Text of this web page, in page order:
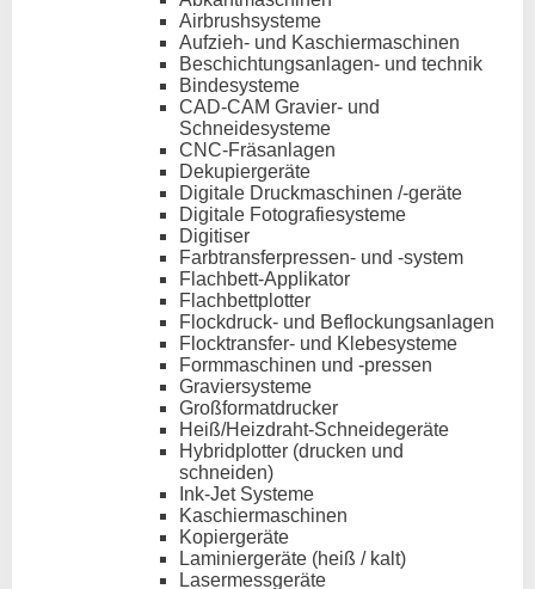
Airbrushsysteme
Aufzieh- und Kaschiermaschinen
Beschichtungsanlagen- und technik
Bindesysteme
CAD-CAM Gravier- und
Schneidesysteme
CNC-Fräsanlagen
Dekupiergeräte
Digitale Druckmaschinen /-geräte
Digitale Fotografiesysteme
Digitiser
Farbtransferpressen- und -system
Flachbett-Applikator
Flachbettplotter
Flockdruck- und Beflockungsanlagen
Flocktransfer- und Klebesysteme
Formmaschinen und -pressen
Graviersysteme
Großformatdrucker
Heiß/Heizdraht-Schneidegeräte
Hybridplotter (drucken und
schneiden)
Ink-Jet Systeme
Kaschiermaschinen
Kopiergeräte
Laminiergeräte (heiß / kalt)
Lasermessgeräte